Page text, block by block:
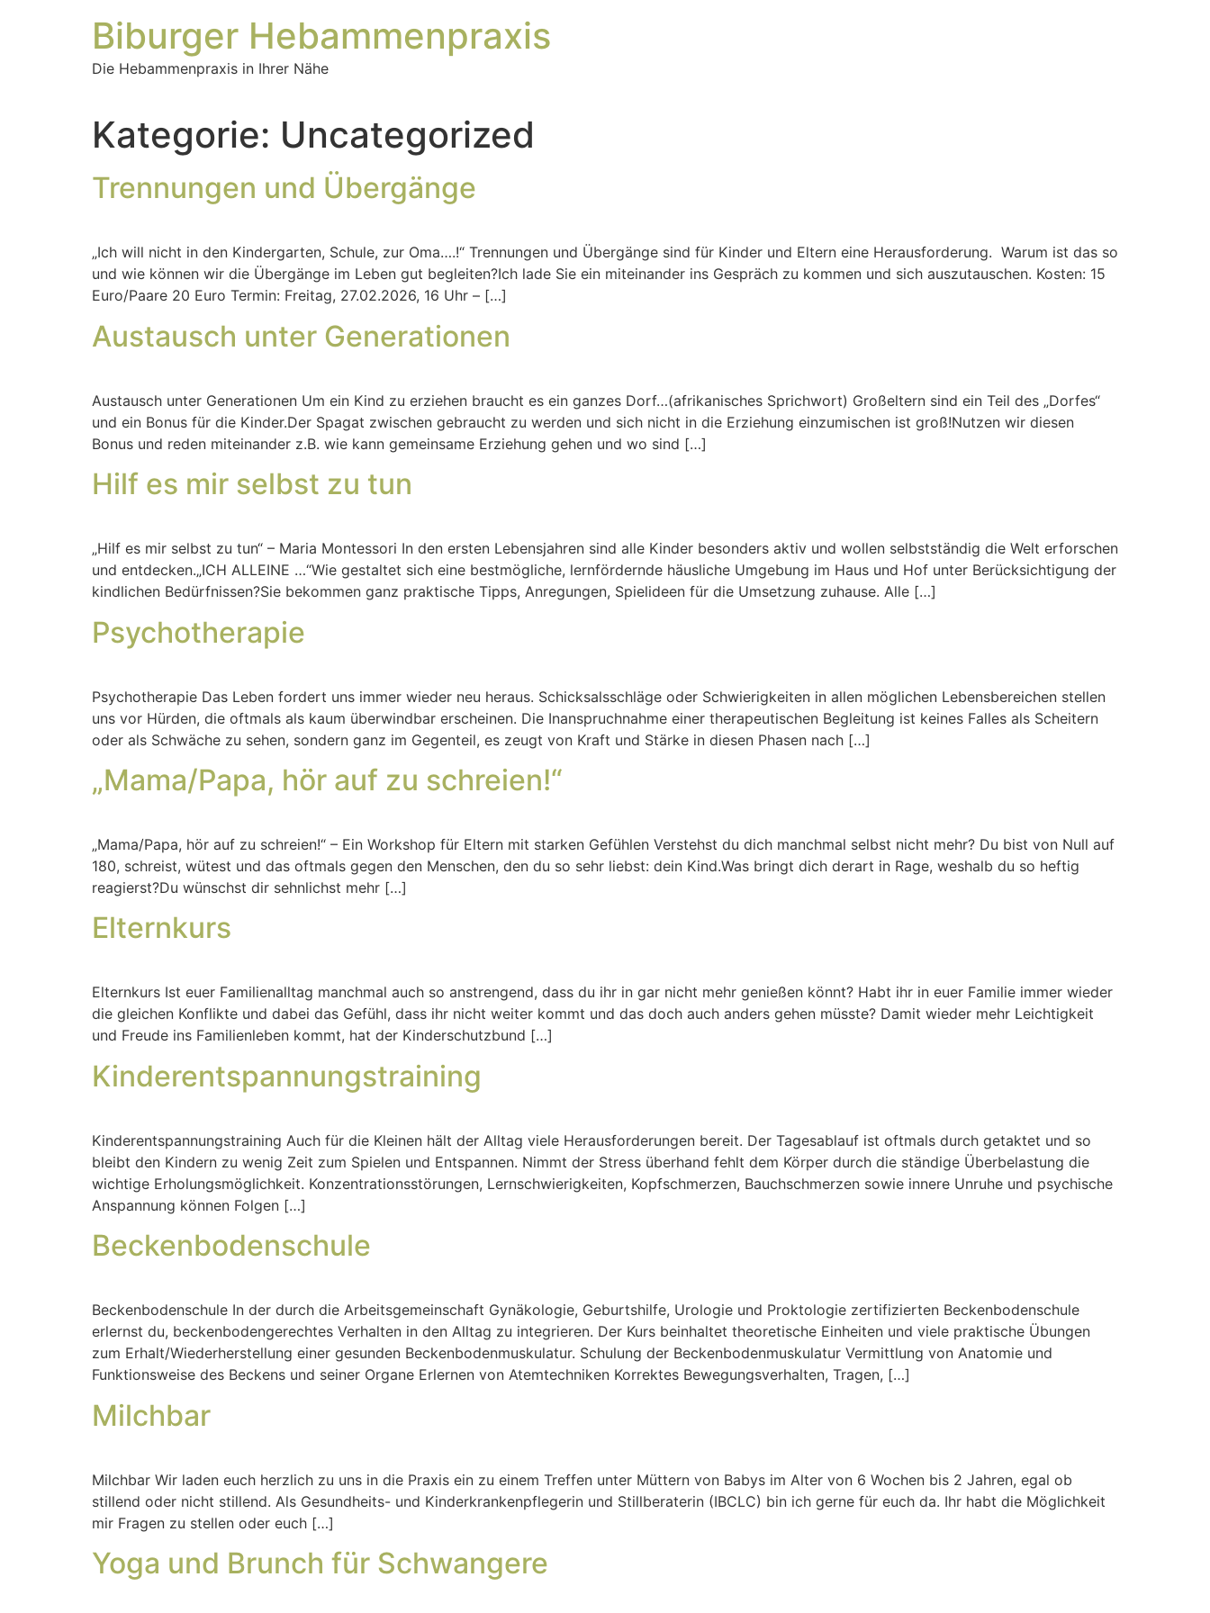
Biburger Hebammenpraxis
Die Hebammenpraxis in Ihrer Nähe
Kategorie: Uncategorized
Trennungen und Übergänge
„Ich will nicht in den Kindergarten, Schule, zur Oma….!“ Trennungen und Übergänge sind für Kinder und Eltern eine Herausforderung. Warum ist das so
und wie können wir die Übergänge im Leben gut begleiten?Ich lade Sie ein miteinander ins Gespräch zu kommen und sich auszutauschen. Kosten: 15
Euro/Paare 20 Euro Termin: Freitag, 27.02.2026, 16 Uhr – […]
Austausch unter Generationen
Austausch unter Generationen Um ein Kind zu erziehen braucht es ein ganzes Dorf…(afrikanisches Sprichwort) Großeltern sind ein Teil des „Dorfes“
und ein Bonus für die Kinder.Der Spagat zwischen gebraucht zu werden und sich nicht in die Erziehung einzumischen ist groß!Nutzen wir diesen
Bonus und reden miteinander z.B. wie kann gemeinsame Erziehung gehen und wo sind […]
Hilf es mir selbst zu tun
„Hilf es mir selbst zu tun“ – Maria Montessori In den ersten Lebensjahren sind alle Kinder besonders aktiv und wollen selbstständig die Welt erforschen
und entdecken.„ICH ALLEINE …“Wie gestaltet sich eine bestmögliche, lernfördernde häusliche Umgebung im Haus und Hof unter Berücksichtigung der
kindlichen Bedürfnissen?Sie bekommen ganz praktische Tipps, Anregungen, Spielideen für die Umsetzung zuhause. Alle […]
Psychotherapie
Psychotherapie Das Leben fordert uns immer wieder neu heraus. Schicksalsschläge oder Schwierigkeiten in allen möglichen Lebensbereichen stellen
uns vor Hürden, die oftmals als kaum überwindbar erscheinen. Die Inanspruchnahme einer therapeutischen Begleitung ist keines Falles als Scheitern
oder als Schwäche zu sehen, sondern ganz im Gegenteil, es zeugt von Kraft und Stärke in diesen Phasen nach […]
„Mama/Papa, hör auf zu schreien!“
„Mama/Papa, hör auf zu schreien!“ – Ein Workshop für Eltern mit starken Gefühlen Verstehst du dich manchmal selbst nicht mehr? Du bist von Null auf
180, schreist, wütest und das oftmals gegen den Menschen, den du so sehr liebst: dein Kind.Was bringt dich derart in Rage, weshalb du so heftig
reagierst?Du wünschst dir sehnlichst mehr […]
Elternkurs
Elternkurs Ist euer Familienalltag manchmal auch so anstrengend, dass du ihr in gar nicht mehr genießen könnt? Habt ihr in euer Familie immer wieder
die gleichen Konflikte und dabei das Gefühl, dass ihr nicht weiter kommt und das doch auch anders gehen müsste? Damit wieder mehr Leichtigkeit
und Freude ins Familienleben kommt, hat der Kinderschutzbund […]
Kinderentspannungstraining
Kinderentspannungstraining Auch für die Kleinen hält der Alltag viele Herausforderungen bereit. Der Tagesablauf ist oftmals durch getaktet und so
bleibt den Kindern zu wenig Zeit zum Spielen und Entspannen. Nimmt der Stress überhand fehlt dem Körper durch die ständige Überbelastung die
wichtige Erholungsmöglichkeit. Konzentrationsstörungen, Lernschwierigkeiten, Kopfschmerzen, Bauchschmerzen sowie innere Unruhe und psychische
Anspannung können Folgen […]
Beckenbodenschule
Beckenbodenschule In der durch die Arbeitsgemeinschaft Gynäkologie, Geburtshilfe, Urologie und Proktologie zertifizierten Beckenbodenschule
erlernst du, beckenbodengerechtes Verhalten in den Alltag zu integrieren. Der Kurs beinhaltet theoretische Einheiten und viele praktische Übungen
zum Erhalt/Wiederherstellung einer gesunden Beckenbodenmuskulatur. Schulung der Beckenbodenmuskulatur Vermittlung von Anatomie und
Funktionsweise des Beckens und seiner Organe Erlernen von Atemtechniken Korrektes Bewegungsverhalten, Tragen, […]
Milchbar
Milchbar Wir laden euch herzlich zu uns in die Praxis ein zu einem Treffen unter Müttern von Babys im Alter von 6 Wochen bis 2 Jahren, egal ob
stillend oder nicht stillend. Als Gesundheits- und Kinderkrankenpflegerin und Stillberaterin (IBCLC) bin ich gerne für euch da. Ihr habt die Möglichkeit
mir Fragen zu stellen oder euch […]
Yoga und Brunch für Schwangere